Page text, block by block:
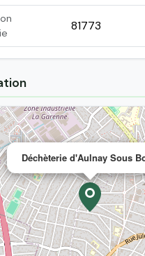
81773
Déchèterie d'Aulnay Sous